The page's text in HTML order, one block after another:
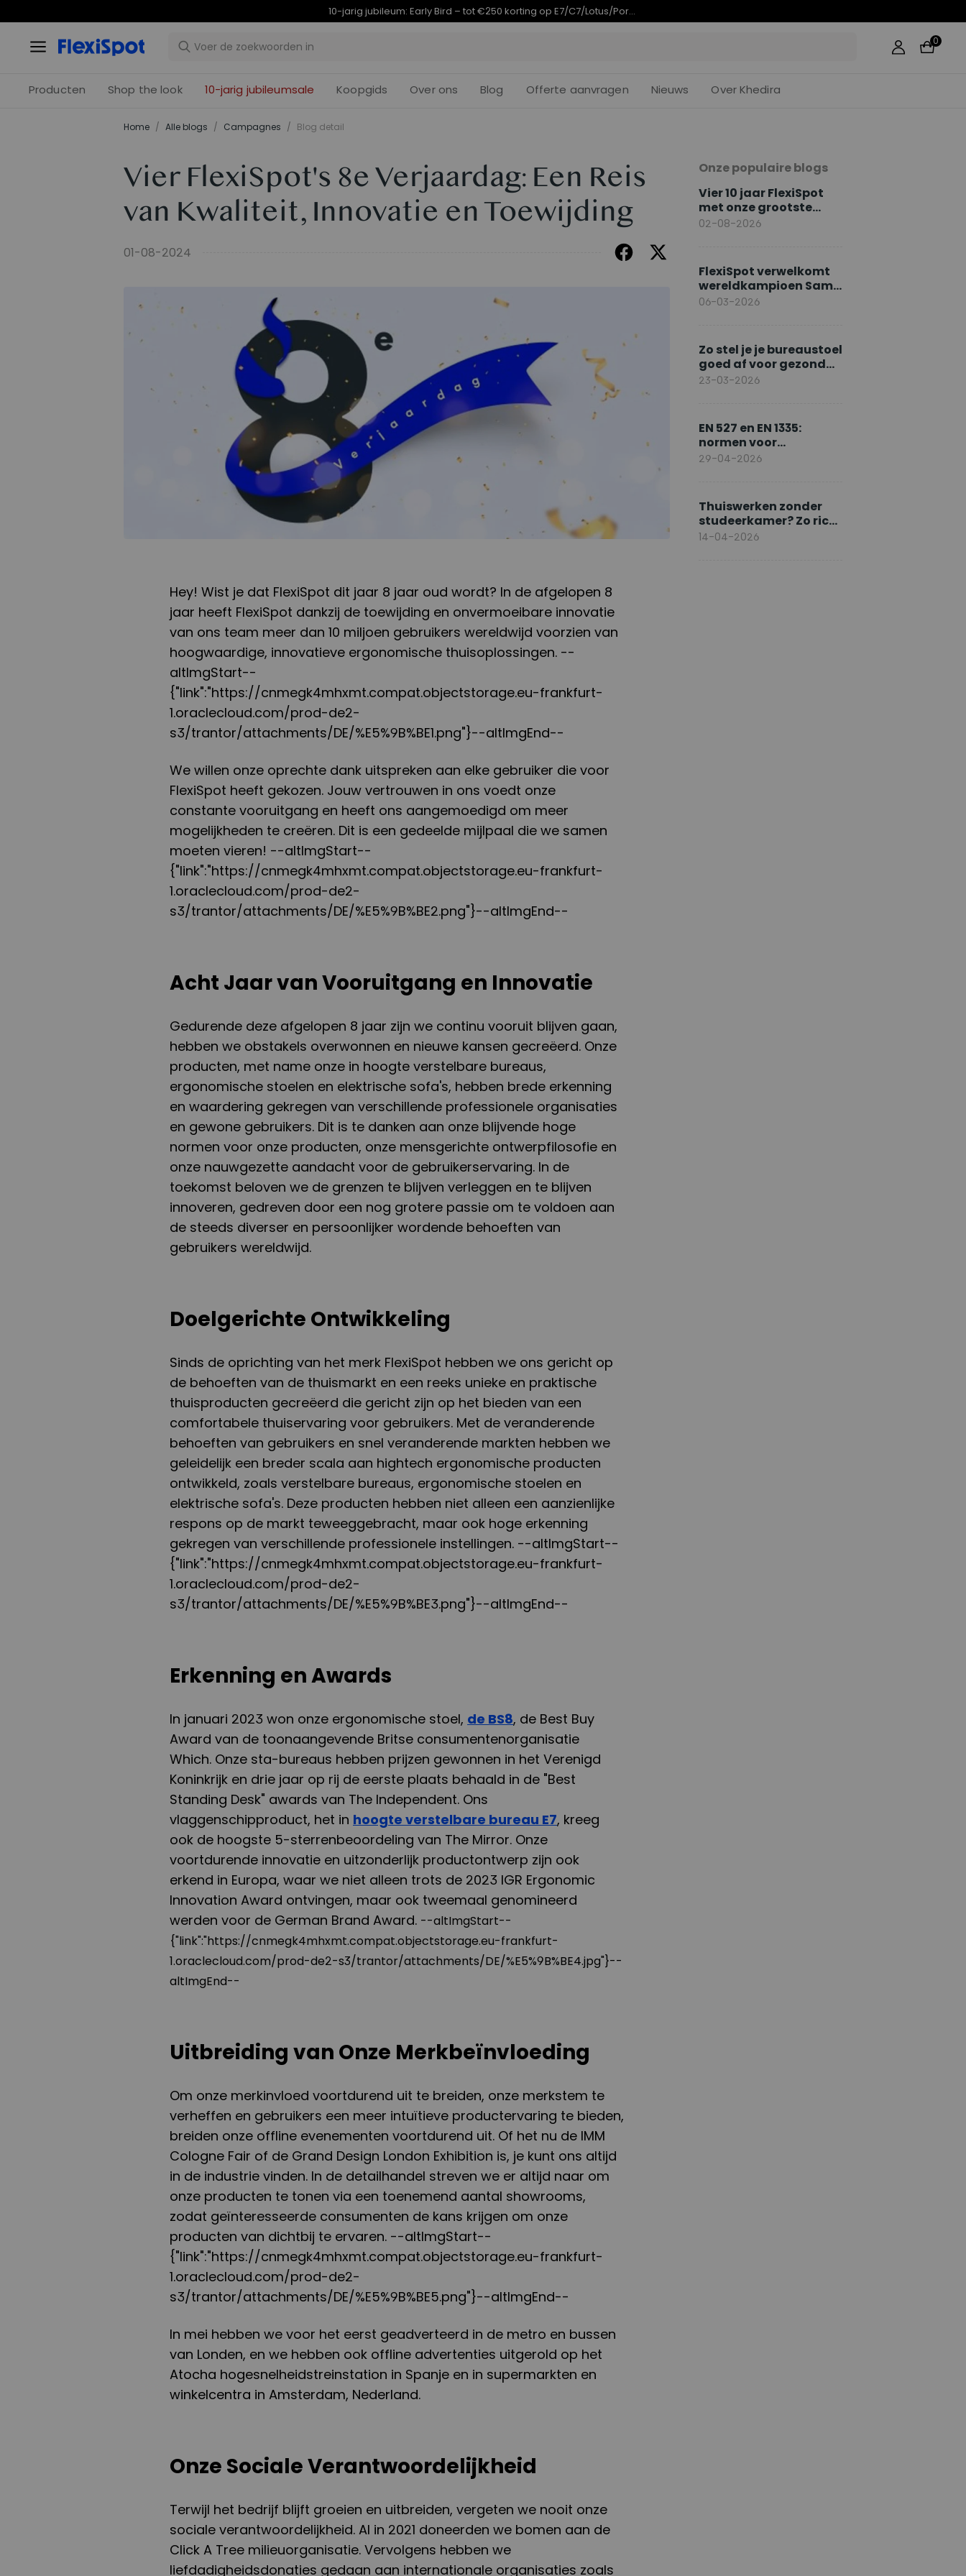
10-jarig jubileumaanbod | E7 Plus vanaf €399,99 Eindigt in 10d 01 03
0
Producten Shop the look 10-jarig jubileumsale Koopgids Over ons Blog Offerte aanvragen Nieuws Over Khedira
Home / Alle blogs / Campagnes / Blog detail
Vier FlexiSpot's 8e Verjaardag: Een Reis
van Kwaliteit, Innovatie en Toewijding
01-08-2024
Hey! Wist je dat FlexiSpot dit jaar 8 jaar oud wordt? In de afgelopen 8
jaar heeft FlexiSpot dankzij de toewijding en onvermoeibare innovatie
van ons team meer dan 10 miljoen gebruikers wereldwijd voorzien van
hoogwaardige, innovatieve ergonomische thuisoplossingen. --
altImgStart--
{"link":"https://cnmegk4mhxmt.compat.objectstorage.eu-frankfurt-
1.oraclecloud.com/prod-de2-
s3/trantor/attachments/DE/%E5%9B%BE1.png"}--altImgEnd--
We willen onze oprechte dank uitspreken aan elke gebruiker die voor
FlexiSpot heeft gekozen. Jouw vertrouwen in ons voedt onze
constante vooruitgang en heeft ons aangemoedigd om meer
mogelijkheden te creëren. Dit is een gedeelde mijlpaal die we samen
moeten vieren! --altImgStart--
{"link":"https://cnmegk4mhxmt.compat.objectstorage.eu-frankfurt-
1.oraclecloud.com/prod-de2-
s3/trantor/attachments/DE/%E5%9B%BE2.png"}--altImgEnd--
Acht Jaar van Vooruitgang en Innovatie
Gedurende deze afgelopen 8 jaar zijn we continu vooruit blijven gaan,
hebben we obstakels overwonnen en nieuwe kansen gecreëerd. Onze
producten, met name onze in hoogte verstelbare bureaus,
ergonomische stoelen en elektrische sofa's, hebben brede erkenning
en waardering gekregen van verschillende professionele organisaties
en gewone gebruikers. Dit is te danken aan onze blijvende hoge
normen voor onze producten, onze mensgerichte ontwerpfilosofie en
onze nauwgezette aandacht voor de gebruikerservaring. In de
toekomst beloven we de grenzen te blijven verleggen en te blijven
innoveren, gedreven door een nog grotere passie om te voldoen aan
de steeds diverser en persoonlijker wordende behoeften van
gebruikers wereldwijd.
Doelgerichte Ontwikkeling
Sinds de oprichting van het merk FlexiSpot hebben we ons gericht op
de behoeften van de thuismarkt en een reeks unieke en praktische
thuisproducten gecreëerd die gericht zijn op het bieden van een
comfortabele thuiservaring voor gebruikers. Met de veranderende
behoeften van gebruikers en snel veranderende markten hebben we
geleidelijk een breder scala aan hightech ergonomische producten
ontwikkeld, zoals verstelbare bureaus, ergonomische stoelen en
elektrische sofa's. Deze producten hebben niet alleen een aanzienlijke
respons op de markt teweeggebracht, maar ook hoge erkenning
gekregen van verschillende professionele instellingen. --altImgStart--
{"link":"https://cnmegk4mhxmt.compat.objectstorage.eu-frankfurt-
1.oraclecloud.com/prod-de2-
s3/trantor/attachments/DE/%E5%9B%BE3.png"}--altImgEnd--
Erkenning en Awards
In januari 2023 won onze ergonomische stoel, de BS8, de Best Buy
Award van de toonaangevende Britse consumentenorganisatie
Which. Onze sta-bureaus hebben prijzen gewonnen in het Verenigd
Koninkrijk en drie jaar op rij de eerste plaats behaald in de "Best
Standing Desk" awards van The Independent. Ons
vlaggenschipproduct, het in hoogte verstelbare bureau E7, kreeg
ook de hoogste 5-sterrenbeoordeling van The Mirror. Onze
voortdurende innovatie en uitzonderlijk productontwerp zijn ook
erkend in Europa, waar we niet alleen trots de 2023 IGR Ergonomic
Innovation Award ontvingen, maar ook tweemaal genomineerd
werden voor de German Brand Award. --altImgStart--
{"link":"https://cnmegk4mhxmt.compat.objectstorage.eu-frankfurt-
1.oraclecloud.com/prod-de2-s3/trantor/attachments/DE/%E5%9B%BE4.jpg"}--
altImgEnd--
Uitbreiding van Onze Merkbeïnvloeding
Om onze merkinvloed voortdurend uit te breiden, onze merkstem te
verheffen en gebruikers een meer intuïtieve productervaring te bieden,
breiden onze offline evenementen voortdurend uit. Of het nu de IMM
Cologne Fair of de Grand Design London Exhibition is, je kunt ons altijd
in de industrie vinden. In de detailhandel streven we er altijd naar om
onze producten te tonen via een toenemend aantal showrooms,
zodat geïnteresseerde consumenten de kans krijgen om onze
producten van dichtbij te ervaren. --altImgStart--
{"link":"https://cnmegk4mhxmt.compat.objectstorage.eu-frankfurt-
1.oraclecloud.com/prod-de2-
s3/trantor/attachments/DE/%E5%9B%BE5.png"}--altImgEnd--
In mei hebben we voor het eerst geadverteerd in de metro en bussen
van Londen, en we hebben ook offline advertenties uitgerold op het
Atocha hogesnelheidstreinstation in Spanje en in supermarkten en
winkelcentra in Amsterdam, Nederland.
Onze Sociale Verantwoordelijkheid
Terwijl het bedrijf blijft groeien en uitbreiden, vergeten we nooit onze
sociale verantwoordelijkheid. Al in 2021 doneerden we bomen aan de
Click A Tree milieuorganisatie. Vervolgens hebben we
liefdadigheidsdonaties gedaan aan internationale organisaties zoals
Onze populaire blogs
Vier 10 jaar FlexiSpot
met onze grootste
jubileumacties
02-08-2026
FlexiSpot verwelkomt
wereldkampioen Sami
Khedira als Europese
06-03-2026
Zo stel je je bureaustoel
goed af voor gezond
zitten
23-03-2026
EN 527 en EN 1335:
normen voor
ergonomisch werken
29-04-2026
Thuiswerken zonder
studeerkamer? Zo richt
je slim in
14-04-2026